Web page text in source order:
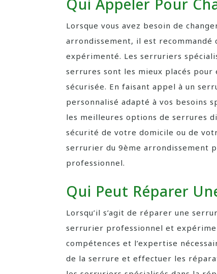
Lorsque vous avez besoin de
arrondissement, il est
expérimenté. Les serruriers
serrures sont les mieux placés
sécurisée. En faisant appel à un
personnalisé adapté à vos besoins
les meilleures options de serrures
sécurité de votre domicile ou de
serrurier du 9ème arrondissement
professionnel.
Qui Peut Réparer
Lorsqu’il s’agit de réparer une
serrurier professionnel et
compétences et l’expertise
de la serrure et effectuer les